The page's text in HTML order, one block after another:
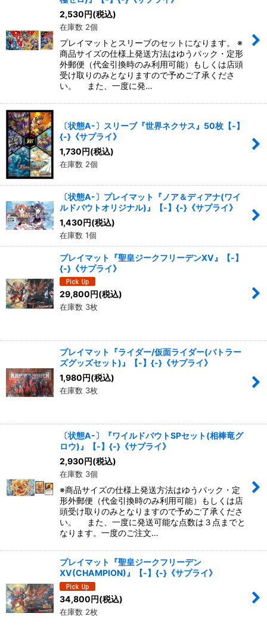
2,530円(税込)
在庫数 2個
プレイマットとスリーブのセットになります。 ※
商品サイズの仕様上発送方法はゆうパック・定形
外郵便（代金引換時のみ利用可能）もしくは店頭
受け取りのみとなりますので予めご了承くださ
い。 また、一度に発…
〔状態A-〕スリーブ『世界ネクサス』50枚【-】
{-}《サプライ》
1,730円(税込)
在庫数 2個
〔状態A-〕プレイマット『ノア＆ディアナ(ワイ
ルドバウトオリジナル)』【-】{-}《サプライ》
1,430円(税込)
在庫数 1個
プレイマット『聖皇ジークフリーデンXV』【-】
{-}《サプライ》
29,800 円(税込)
在庫数 3枚
プレイマット『ライダー/仮面ライダー(バトラー
ズグッズセット)』【-】{-}《サプライ》
1,980 円(税込)
在庫数 3枚
〔状態A-〕『ワイルドバウトSPセット(相棒竜グ
ロウ)』【-】{-}《サプライ》
2,930 円(税込)
在庫数 3個
※商品サイズの仕様上発送方法はゆうパック・定
形外郵便（代金引換時のみ利用可能）もしくは店
頭受け取りのみとなりますので予めご了承くださ
い。 また、一度に発送可能な点数は３点までと
なります。一度のご注文…
プレイマット『聖皇ジークフリーデン
XV(CHAMPION)』【-】{-}《サプライ》
34,800円(税込)
在庫数 2枚